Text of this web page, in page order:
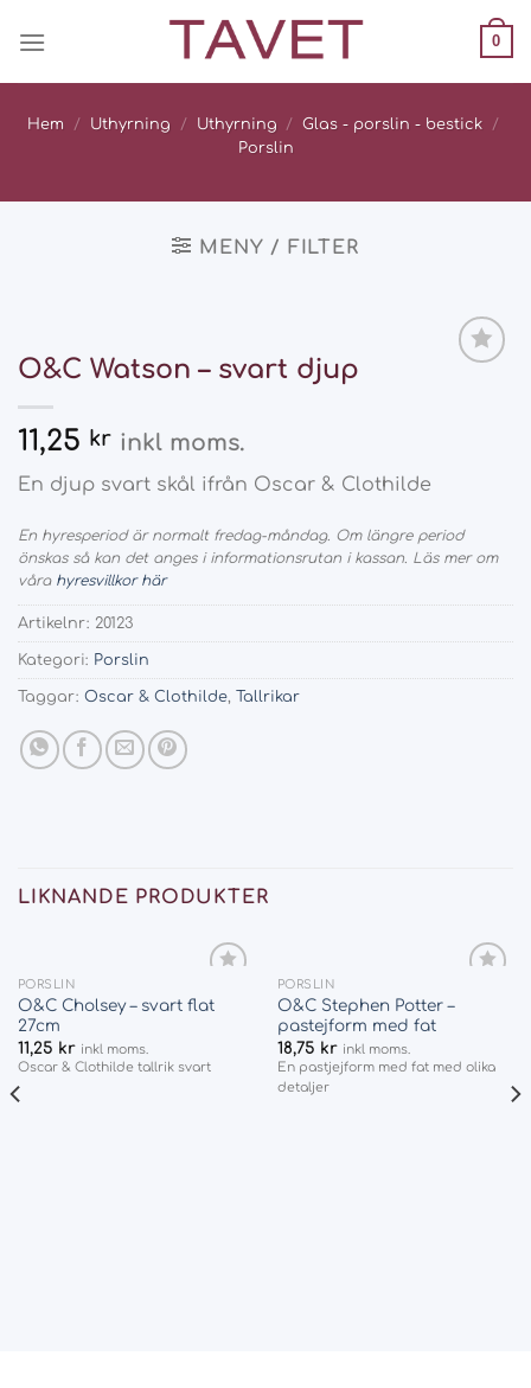
0
Hem / Uthyrning / Uthyrning / Glas - porslin - bestick
/
Porslin
MENY / FILTER
O&C Watson – svart djup
11,25 kr inkl moms.
En djup svart skål ifrån Oscar & Clothilde
En hyresperiod är normalt fredag-måndag. Om längre period
önskas så kan det anges i informationsrutan i kassan. Läs mer om
våra hyresvillkor här
Artikelnr: 20123
Kategori: Porslin
Taggar: Oscar & Clothilde, Tallrikar
LIKNANDE PRODUKTER
to
PORSLIN
O&C Cholsey – svart flat
27cm
11,25 kr inkl moms.
Oscar & Clothilde tallrik svart
PORSLIN
O&C Stephen Potter –
pastejform med fat
18,75 kr inkl moms.
En pastjejform med fat med olika
detaljer